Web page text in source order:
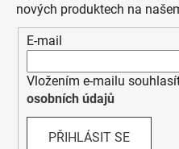
nových produktech na
E-mail
Vložením e-mailu
osobních údajů
PŘIHLÁSIT SE